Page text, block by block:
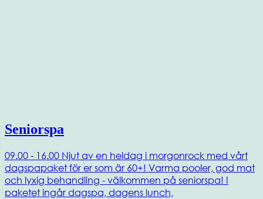
Seniorspa
09.00 - 16.00 Njut av en heldag i morgonrock med vårt
dagspapaket för er som är 60+! Varma pooler, god mat
och lyxig behandling - välkommen på seniorspa! I
paketet ingår dagspa, dagens lunch,